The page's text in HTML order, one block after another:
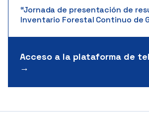
“Jornada de presentación de
Inventario Forestal Continuo de
Acceso a la plataforma de
→